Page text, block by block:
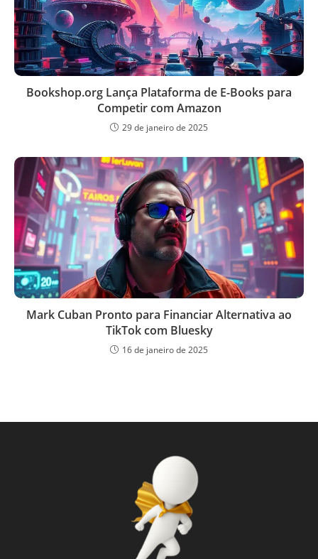
Bookshop.org Lança Plataforma de E-Books para
Competir com Amazon
29 de janeiro de 2025
Mark Cuban Pronto para Financiar Alternativa ao
TikTok com Bluesky
16 de janeiro de 2025